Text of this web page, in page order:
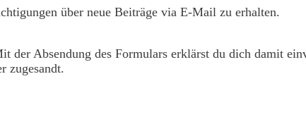
über neue Beiträge via E-Mail zu erhalten.
der Absendung des Formulars erklärst du dich damit
zugesandt.